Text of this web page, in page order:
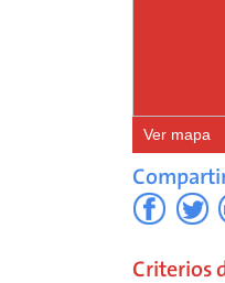
Ver mapa
Criterios